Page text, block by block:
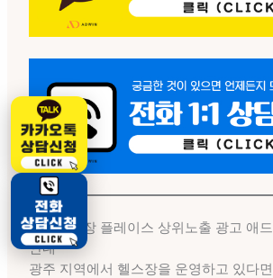
광주헬스장 플레이스 상위노출 광고 애
안내
광주 지역에서 헬스장을 운영하고 있다면